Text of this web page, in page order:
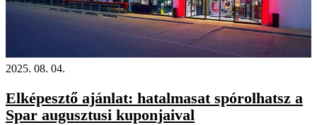
2025. 08. 04.
Elképesztő ajánlat: hatalmasat spórolhatsz a
Spar augusztusi kuponjaival